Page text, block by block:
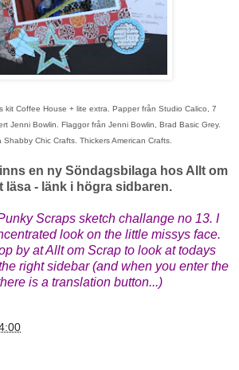
kit Coffee House + lite extra. Papper från Studio Calico, 7
Jenni Bowlin. Flaggor från Jenni Bowlin, Brad Basic Grey.
Shabby Chic Crafts. Thickers American Crafts.
en ny Söndagsbilaga hos Allt om
läsa - länk i högra sidbaren.
Scraps sketch challange no 13. I
look on the little missys face.
by at Allt om Scrap to look at todays
right sidebar (and when you enter the
is a translation button...)